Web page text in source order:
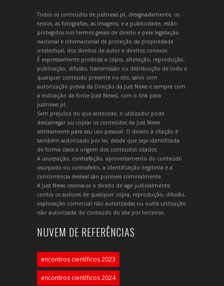
Todos os conteúdos de justnews.pt, designadamente, os
textos, as fotografias, as imagens, e a publicidade, estão
protegidos nos termos gerais de direito e pela legislação
nacional e internacional de proteção da propriedade
intelectual, dos direitos de autor e direitos conexos.
É expressamente proibida a cópia, alteração, reprodução,
publicação, difusão, transmissão ou distribuição de todo e
qualquer conteúdo presente no site, salvo com
autorização prévia da Direção da Just News e sempre com
a indicação da fonte (Just News), com o link para
justnews.pt.
Sem prejuízo do que antecede, o utilizador pode
descarregar ou copiar os conteúdos da Just News
estritamente para seu uso pessoal. O direito à citação é
também autorizado por lei, desde que seja identificada
de forma clara a origem dos conteúdos citados.
A usurpação, contrafação, aproveitamento do conteúdo
usurpado ou contrafeito, a identificação ilegítima e a
concorrência desleal são puníveis criminalmente.
A Just News reserva-se o direito de agir judicialmente
contra os autores de qualquer cópia, reprodução, difusão,
exploração comercial não autorizadas ou outra utilização
não autorizada do conteúdo do site por terceiros.
NUVEM DE REFERÊNCIAS
encontros científicos 2023
encontros científicos 2024